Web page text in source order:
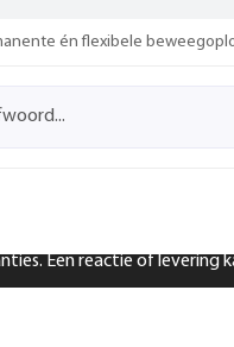
Een reactie of
én flexibele